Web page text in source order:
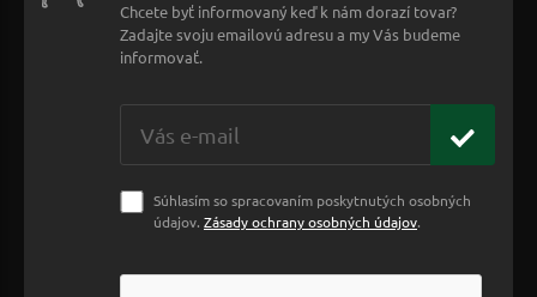
Chcete byť informovaný keď k nám dorazí tovar?
Zadajte svoju emailovú adresu a my Vás budeme
informovať.
Súhlasím so spracovaním poskytnutých osobných
údajov. Zásady ochrany osobných údajov.